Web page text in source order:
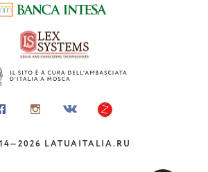
LATUAITALIA.RU